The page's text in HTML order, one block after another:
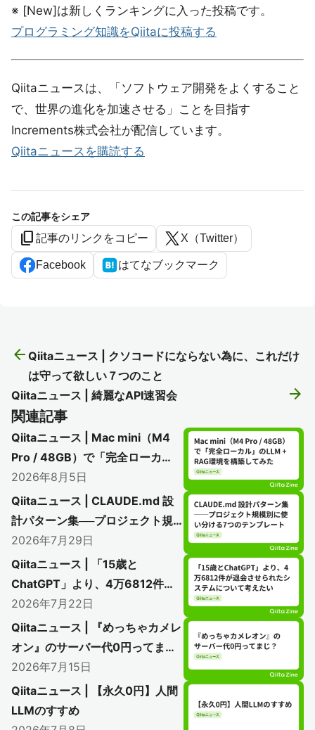
※ [New]は新しくランキングに入った投稿です。
プログラミング知識をQiitaに投稿する
Qiitaニュースは、「ソフトウェア開発をよくすること
で、世界の進化を加速させる」ことを目指す
Increments株式会社が配信しています。
Qiitaニュースを購読する
この記事をシェア
content_copy 記事のリンクをコピー X（Twitter）
Facebook はてなブックマーク
arrow_back Qiitaニュース | クソコードにならない為に、これだけ
は守って欲しい７つのこと
arrow_forward
Qiitaニュース | 綺麗なAPI速習会
関連記事
Qiitaニュース | Mac mini（M4
Pro / 48GB）で「完全ローカ
ル」のLLM + RAG環境を構築し
てみた
2026年8月5日
Qiitaニュース | CLAUDE.md 設
計パターン集──プロジェクト規
模別に使い分ける7つのテンプレ
ート
2026年7月29日
Qiitaニュース | 「15歳と
ChatGPT」より、4万6812件が
退会させられたシステムについて
考えたい
2026年7月22日
Qiitaニュース | 『めっちゃカメレ
オン』のサーバー代0円ってま
じ？
2026年7月15日
Qiitaニュース | 【永久0円】人間
LLMのすすめ